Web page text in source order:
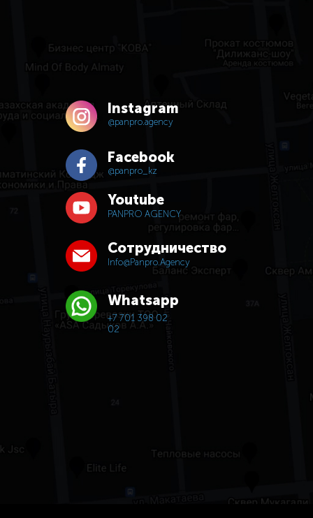
Instagram
Youtube
Whatsapp
@panpro.agency
PANPRO AGENCY
Facebook
Сотрудничество
@panpro_kz
Info@panpro.agency
+7 701 398 02
02